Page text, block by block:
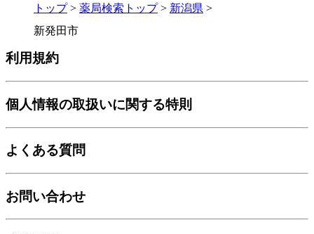
トップ> 薬局検索トップ> 新潟県 >
新発田市
利用規約
個人情報の取扱いに関する特則
よくある質問
お問い合わせ